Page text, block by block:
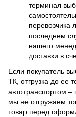
терминал
перевозчика
последнем
нашего
доставки в
Если покупатель
ТК, отгрузка до ее
автотранспортом –
мы не отгружаем
товар перед